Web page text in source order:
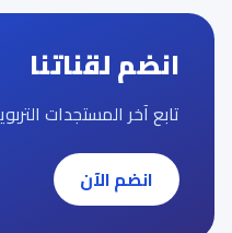
انضم لقناتنا
تابع آخر المستجدات
انضم الآن